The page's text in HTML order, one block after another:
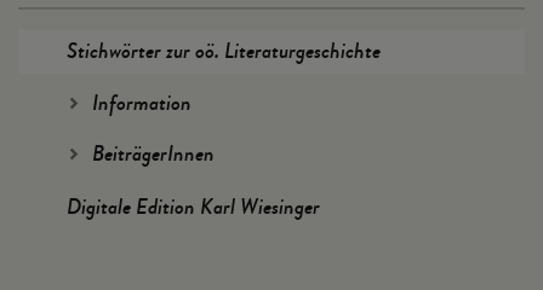
Stichwörter zur oö. Literaturgeschichte
Information
BeiträgerInnen
Digitale Edition Karl Wiesinger